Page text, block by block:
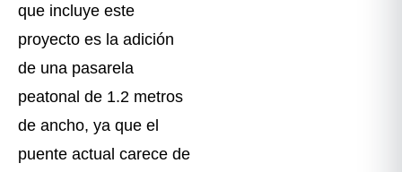
que incluye este
proyecto es la adición
de una pasarela
peatonal de 1.2 metros
de ancho, ya que el
puente actual carece de